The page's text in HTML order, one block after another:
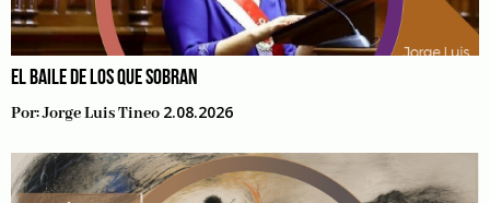
EL BAILE DE LOS QUE SOBRAN
Por:Jorge Luis Tineo 2.08.2026